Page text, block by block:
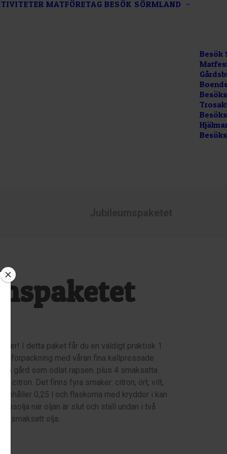
MATFÖRETAG BESÖK SÖRMLAND
Besök
I detta paket får du en väldigt praktisk 1
med våran fina kallpressade
gård som odlat rapsen. plus 4 smaksatta
citron. Det finns fyra smaker: citron, ört, vilt,
innehåller 0,25 l och flaskorna med kryddor i kan
när oljan är slut och ställ undan i två
smaksatt olja.